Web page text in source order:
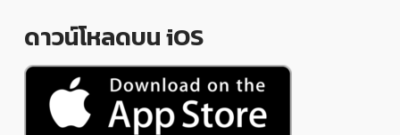
ดาวน์โหลดบน iOS